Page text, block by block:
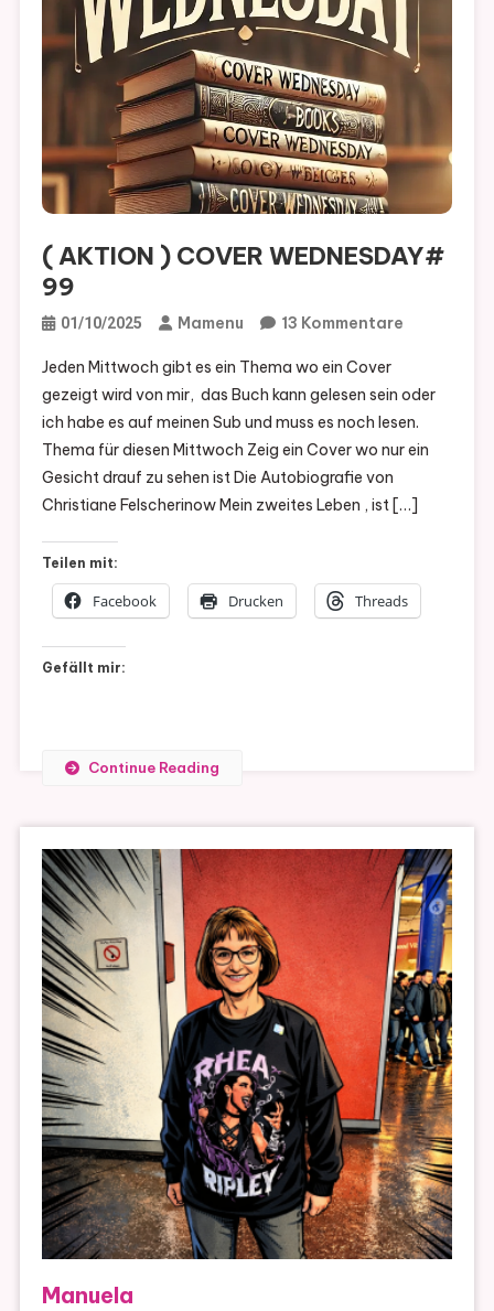
( AKTION ) COVER WEDNESDAY#
99
01/10/2025 Mamenu 13 KommentareZu
)
COVER
Jeden Mittwoch gibt es ein Thema wo ein Cover
gezeigt wird von mir, das Buch kann gelesen sein oder
ich habe es auf meinen Sub und muss es noch lesen.
Thema für diesen Mittwoch Zeig ein Cover wo nur ein
Gesicht drauf zu sehen ist Die Autobiografie von
Christiane Felscherinow Mein zweites Leben , ist […]
Teilen mit:
Facebook Drucken Threads
Gefällt mir:
Continue Reading
Manuela